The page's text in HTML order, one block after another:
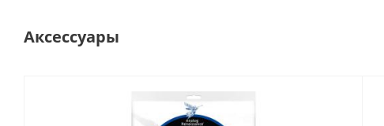
Аксессуары